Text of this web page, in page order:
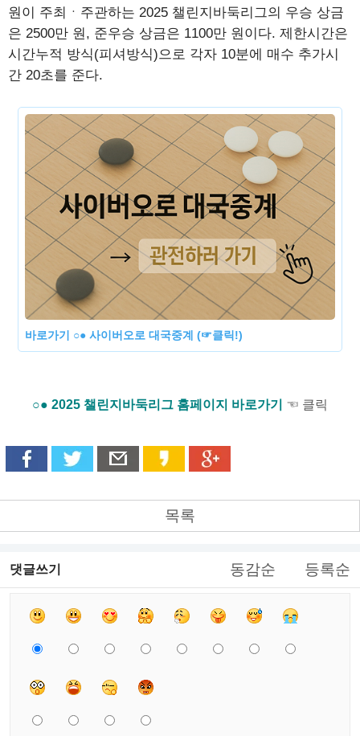
원이 주최ㆍ주관하는 2025 챌린지바둑리그의 우승 상금
은 2500만 원, 준우승 상금은 1100만 원이다. 제한시간은
시간누적 방식(피셔방식)으로 각자 10분에 매수 추가시
간 20초를 준다.
바로가기 ○● 사이버오로 대국중계 (☞클릭!)
○● 2025 챌린지바둑리그 홈페이지 바로가기 ☜ 클릭
목록
댓글쓰기 동감순 등록순